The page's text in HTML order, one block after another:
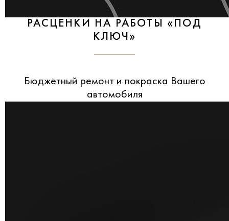
РАСЦЕНКИ НА РАБОТЫ «ПОД
КЛЮЧ»
Бюджетный ремонт и покраска Вашего
автомобиля